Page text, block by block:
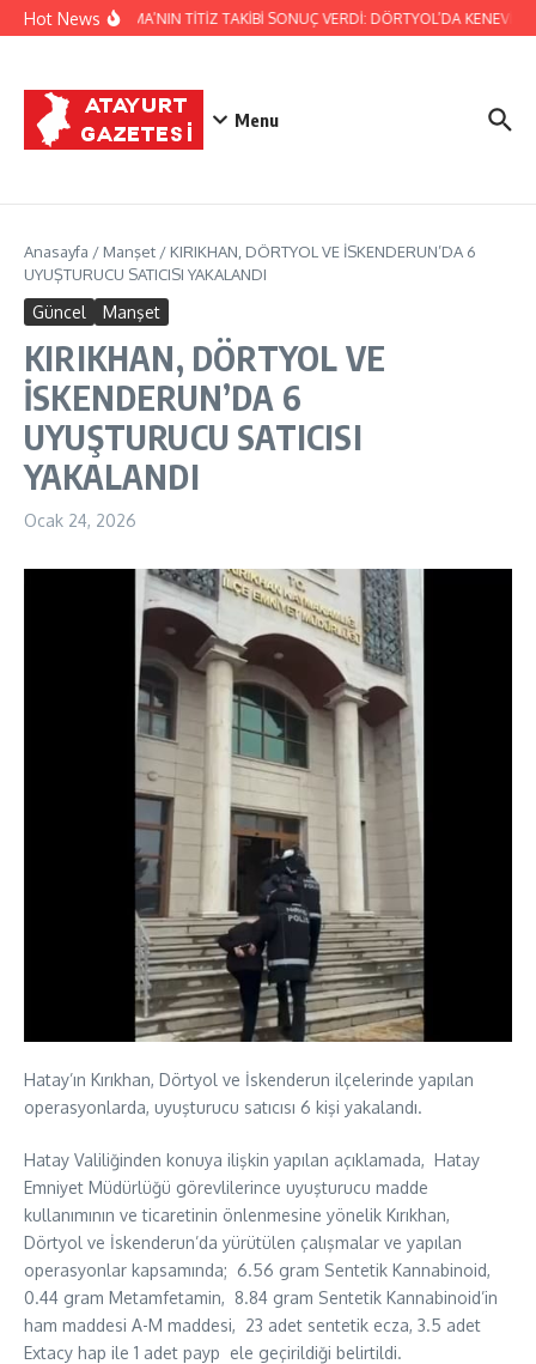
İçeriğe atla
Hot NewsJANDARMA’NIN TİTİZ TAKİBİ SONUÇ VERDİ: DÖRTYOL’DA KENEVİR
Menu
Anasayfa / Manşet / KIRIKHAN, DÖRTYOL VE İSKENDERUN’DA 6
UYUŞTURUCU SATICISI YAKALANDI
Güncel Manşet
KIRIKHAN, DÖRTYOL VE
İSKENDERUN’DA 6
UYUŞTURUCU SATICISI
YAKALANDI
Ocak 24, 2026
Hatay’ın Kırıkhan, Dörtyol ve İskenderun ilçelerinde yapılan
operasyonlarda, uyuşturucu satıcısı 6 kişi yakalandı.
Hatay Valiliğinden konuya ilişkin yapılan açıklamada, Hatay
Emniyet Müdürlüğü görevlilerince uyuşturucu madde
kullanımının ve ticaretinin önlenmesine yönelik Kırıkhan,
Dörtyol ve İskenderun’da yürütülen çalışmalar ve yapılan
operasyonlar kapsamında; 6.56 gram Sentetik Kannabinoid,
0.44 gram Metamfetamin, 8.84 gram Sentetik Kannabinoid’in
ham maddesi A-M maddesi, 23 adet sentetik ecza, 3.5 adet
Extacy hap ile 1 adet payp ele geçirildiği belirtildi.